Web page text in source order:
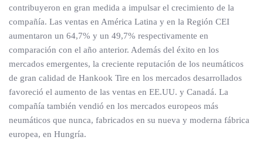
contribuyeron en gran medida a impulsar el crecimiento de la
compañía. Las ventas en América Latina y en la Región CEI
aumentaron un 64,7% y un 49,7% respectivamente en
comparación con el año anterior. Además del éxito en los
mercados emergentes, la creciente reputación de los neumáticos
de gran calidad de Hankook Tire en los mercados desarrollados
favoreció el aumento de las ventas en EE.UU. y Canadá. La
compañía también vendió en los mercados europeos más
neumáticos que nunca, fabricados en su nueva y moderna fábrica
europea, en Hungría.